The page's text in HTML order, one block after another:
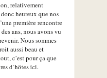
relativement
heureux que nos
première rencontre
ans, nous avons vu
Nous sommes
aussi beau et
c’est pour ça que
d’hôtes ici.